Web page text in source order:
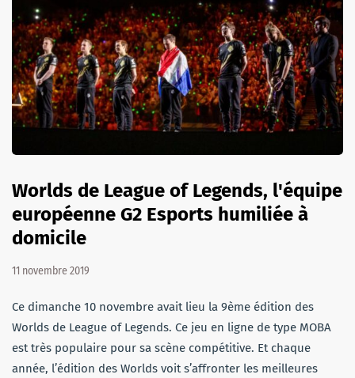
Worlds de League of Legends, l'équipe
européenne G2 Esports humiliée à
domicile
11 novembre 2019
Ce dimanche 10 novembre avait lieu la 9ème édition des
Worlds de League of Legends. Ce jeu en ligne de type MOBA
est très populaire pour sa scène compétitive. Et chaque
année, l’édition des Worlds voit s’affronter les meilleures